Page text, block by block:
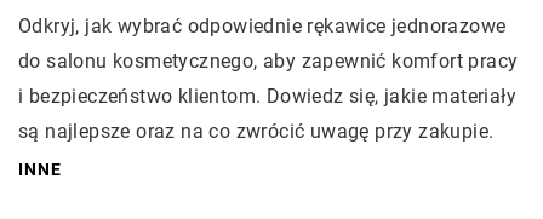
Odkryj, jak wybrać odpowiednie rękawice jednorazowe
do salonu kosmetycznego, aby zapewnić komfort pracy
i bezpieczeństwo klientom. Dowiedz się, jakie materiały
są najlepsze oraz na co zwrócić uwagę przy zakupie.
INNE